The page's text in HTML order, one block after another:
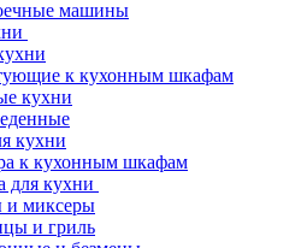
машины
к кухонным шкафам
кухни
кухни
к кухонным шкафам
для кухни
и миксеры
и гриль